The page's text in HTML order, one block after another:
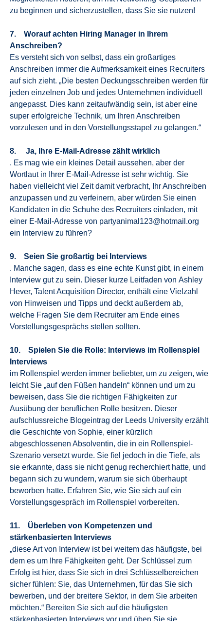
zu beginnen und sicherzustellen, dass Sie sie nutzen!
7. Worauf achten Hiring Manager in Ihrem
Anschreiben?
Es versteht sich von selbst, dass ein großartiges
Anschreiben immer die Aufmerksamkeit eines Recruiters
auf sich zieht. „Die besten Deckungsschreiben werden für
jeden einzelnen Job und jedes Unternehmen individuell
angepasst. Dies kann zeitaufwändig sein, ist aber eine
super erfolgreiche Technik, um Ihren Anschreiben
vorzulesen und in den Vorstellungsstapel zu gelangen.“
8. Ja, Ihre E-Mail-Adresse zählt wirklich
. Es mag wie ein kleines Detail aussehen, aber der
Wortlaut in Ihrer E-Mail-Adresse ist sehr wichtig. Sie
haben vielleicht viel Zeit damit verbracht, Ihr Anschreiben
anzupassen und zu verfeinern, aber würden Sie einen
Kandidaten in die Schuhe des Recruiters einladen, mit
einer E-Mail-Adresse von partyanimal123@hotmail.org
ein Interview zu führen?
9. Seien Sie großartig bei Interviews
. Manche sagen, dass es eine echte Kunst gibt, in einem
Interview gut zu sein. Dieser kurze Leitfaden von Ashley
Hever, Talent Acquisition Director, enthält eine Vielzahl
von Hinweisen und Tipps und deckt außerdem ab,
welche Fragen Sie dem Recruiter am Ende eines
Vorstellungsgesprächs stellen sollten.
10. Spielen Sie die Rolle: Interviews im Rollenspiel
Interviews
im Rollenspiel werden immer beliebter, um zu zeigen, wie
leicht Sie „auf den Füßen handeln“ können und um zu
beweisen, dass Sie die richtigen Fähigkeiten zur
Ausübung der beruflichen Rolle besitzen. Dieser
aufschlussreiche Blogeintrag der Leeds University erzählt
die Geschichte von Sophie, einer kürzlich
abgeschlossenen Absolventin, die in ein Rollenspiel-
Szenario versetzt wurde. Sie fiel jedoch in die Tiefe, als
sie erkannte, dass sie nicht genug recherchiert hatte, und
begann sich zu wundern, warum sie sich überhaupt
beworben hatte. Erfahren Sie, wie Sie sich auf ein
Vorstellungsgespräch im Rollenspiel vorbereiten.
11. Überleben von Kompetenzen und
stärkenbasierten Interviews
„diese Art von Interview ist bei weitem das häufigste, bei
dem es um Ihre Fähigkeiten geht. Der Schlüssel zum
Erfolg ist hier, dass Sie sich in drei Schlüsselbereichen
sicher fühlen: Sie, das Unternehmen, für das Sie sich
bewerben, und der breitere Sektor, in dem Sie arbeiten
möchten.“ Bereiten Sie sich auf die häufigsten